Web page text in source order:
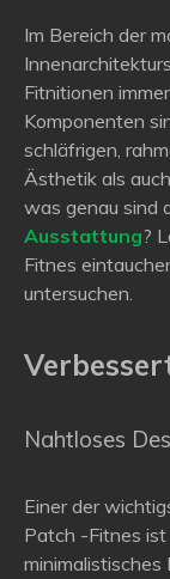
Im Bereich der
Fitnitionen
Komponenten
schläfrigen,
Ästhetik als
was genau sind
Ausstattung?
Fitnes
untersuchen.
Nahtloses
Einer der
Patch -Fitnes ist
minimalistisches